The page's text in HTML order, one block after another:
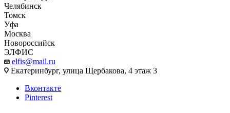
Челябинск
Томск
Уфа
Москва
Новороссийск
ЭЛФИС
elfis@mail.ru
Екатеринбург, улица Щербакова, 4 этаж 3
Вконтакте
Pinterest